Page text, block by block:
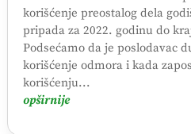
korišćenje preostalog dela
pripada za 2022. godinu do
Podsećamo da je poslodavac
korišćenje odmora i kada
korišćenju...
opširnije